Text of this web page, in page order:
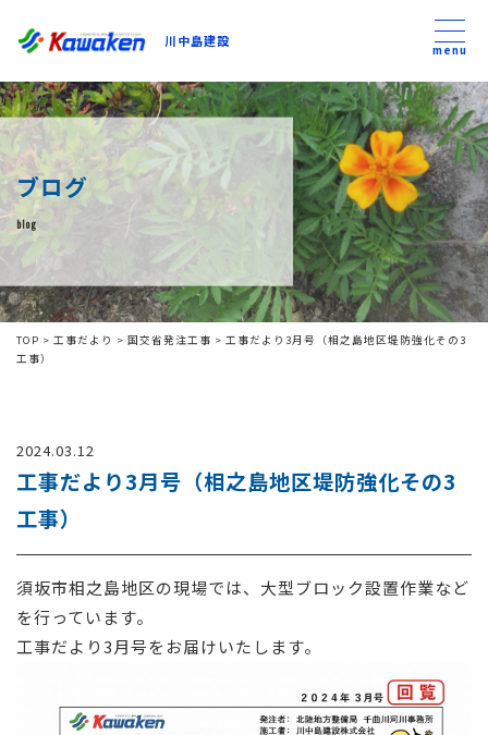
川中島建設
川中島建設
トップ
トピックス
事業内容
私たちについて
コンテンツ
採用情報
お問い合わせ
menu
ブログ
blog
TOP > 工事だより > 国交省発注工事 > 工事だより3月号（相之島地区堤防強化その3
工事）
2024.03.12
工事だより3月号（相之島地区堤防強化その3
工事）
須坂市相之島地区の現場では、 ⼤型ブロック設置作業など
を行っています。
工事だより3月号をお届けいたします。